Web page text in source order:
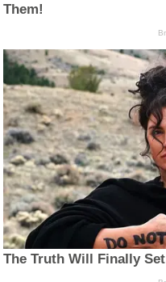
Them!
The Truth Will Finally